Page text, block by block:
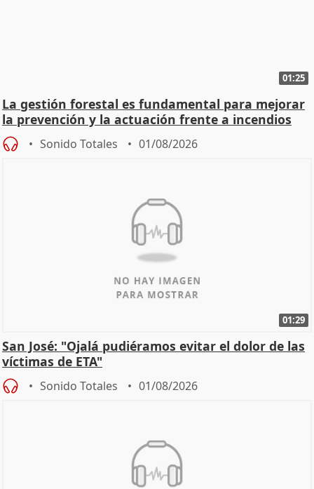
01:25
La gestión forestal es fundamental para mejorar
la prevención y la actuación frente a incendios
Sonido Totales 01/08/2026
01:29
San José: "Ojalá pudiéramos evitar el dolor de las
víctimas de ETA"
Sonido Totales 01/08/2026